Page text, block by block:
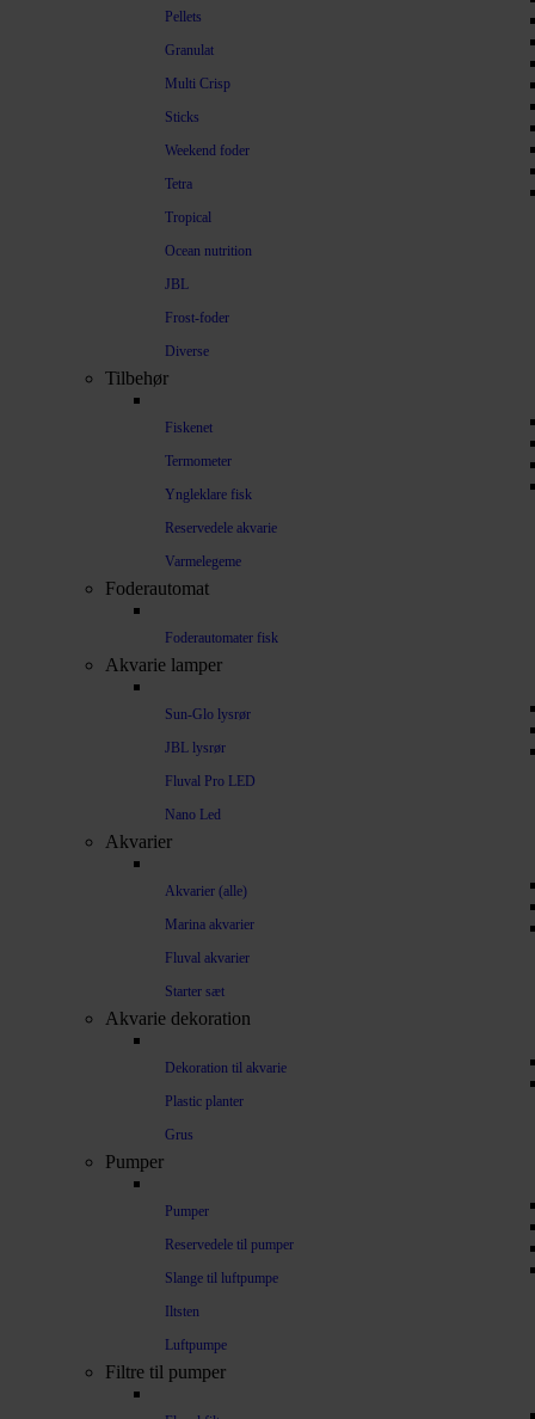
Pellets
Granulat
Multi Crisp
Sticks
Weekend foder
Tetra
Tropical
Ocean nutrition
JBL
Frost-foder
Diverse
Tilbehør
Fiskenet
Termometer
Yngleklare fisk
Reservedele akvarie
Varmelegeme
Foderautomat
Foderautomater fisk
Akvarie lamper
Sun-Glo lysrør
JBL lysrør
Fluval Pro LED
Nano Led
Akvarier
Akvarier (alle)
Marina akvarier
Fluval akvarier
Starter sæt
Akvarie dekoration
Dekoration til akvarie
Plastic planter
Grus
Pumper
Pumper
Reservedele til pumper
Slange til luftpumpe
Iltsten
Luftpumpe
Filtre til pumper